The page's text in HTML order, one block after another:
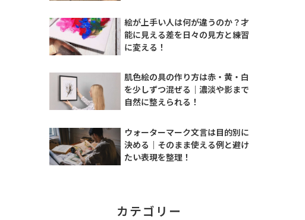
絵が上手い人は何が違うのか？才
能に見える差を日々の見方と練習
に変える！
肌色絵の具の作り方は赤・黄・白
を少しずつ混ぜる｜濃淡や影まで
自然に整えられる！
ウォーターマーク文言は目的別に
決める｜そのまま使える例と避け
たい表現を整理！
カテゴリー